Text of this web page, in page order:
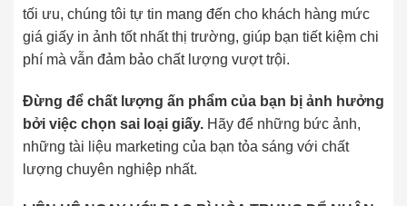
tối ưu, chúng tôi tự tin mang đến cho khách hàng mức
giá giấy in ảnh tốt nhất thị trường, giúp bạn tiết kiệm chi
phí mà vẫn đảm bảo chất lượng vượt trội.
Đừng để chất lượng ấn phẩm của bạn bị ảnh hưởng
bởi việc chọn sai loại giấy. Hãy để những bức ảnh,
những tài liệu marketing của bạn tỏa sáng với chất
lượng chuyên nghiệp nhất.